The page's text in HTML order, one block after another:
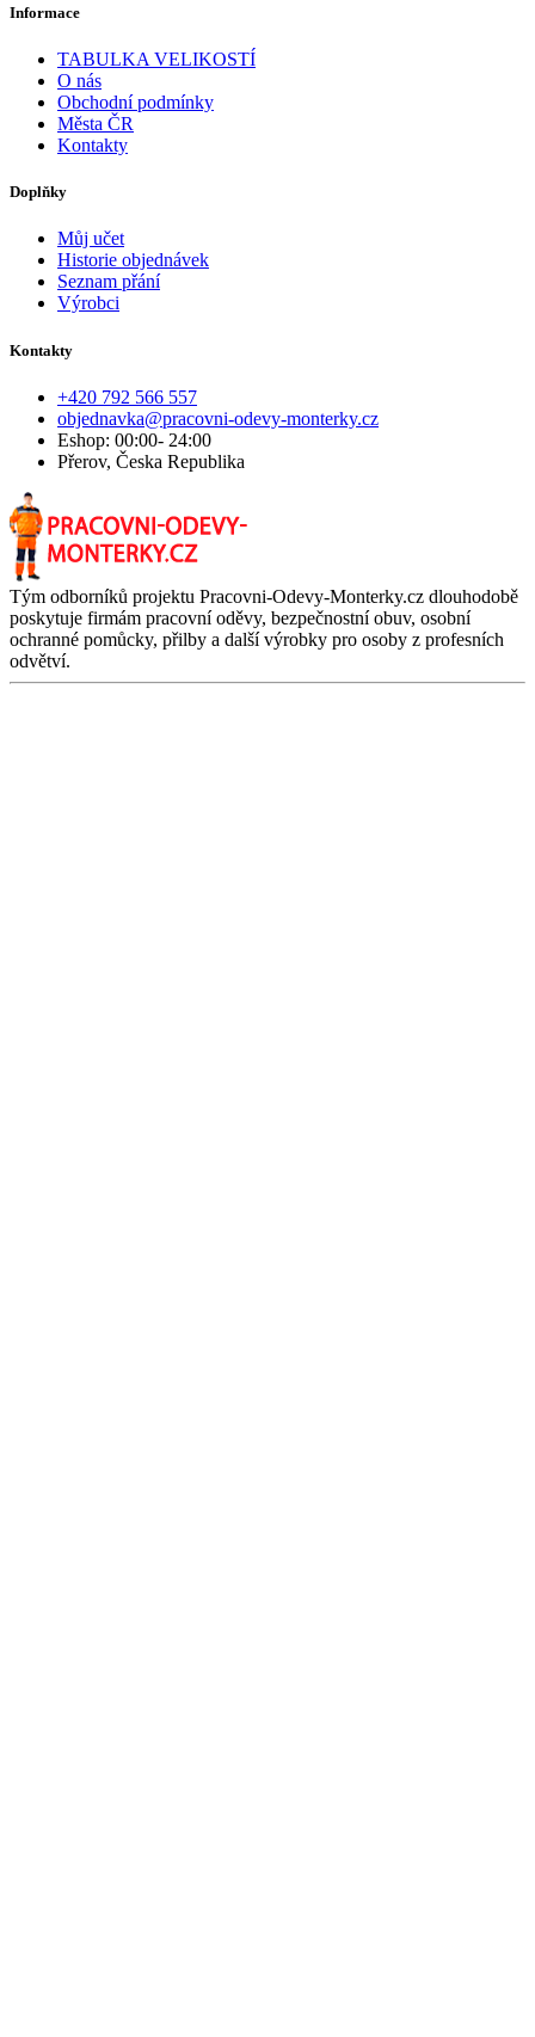
Informace
TABULKA VELIKOSTÍ
O nás
Obchodní podmínky
Města ČR
Kontakty
Doplňky
Můj učet
Historie objednávek
Seznam přání
Výrobci
Kontakty
+420 792 566 557
objednavka@pracovni-odevy-monterky.cz
Eshop: 00:00- 24:00
Přerov, Česka Republika
Tým odborníků projektu Pracovni-Odevy-Monterky.cz dlouhodobě
poskytuje firmám pracovní oděvy, bezpečnostní obuv, osobní
ochranné pomůcky, přilby a další výrobky pro osoby z profesních
odvětví.